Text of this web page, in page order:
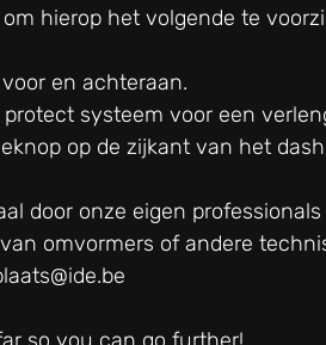
hierop het volgende te
en achteraan.
systeem voor een
op de zijkant van het
door onze eigen
omvormers of andere
so you can go further!